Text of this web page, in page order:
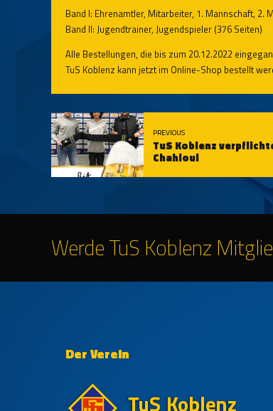
Band I: Ehrenamtler, Mitarbeiter, 1. Mannschaft, 2.
Band II: Jugendtrainer, Jugendspieler (376 Seiten)
Alle Bestellungen, die bis zum 20.12.2022
TuS Koblenz kann jetzt im Online-Shop bestellt
PREVIOUS
TuS Koblenz
Chahloul
Werde TuS Koblenz
Der Verein